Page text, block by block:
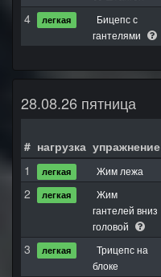
4
легкая
Бицепс с
гантелями
28.08.26 пятница
# нагрузка упражнение
1 легкая Жим лежа
2
легкая
Жим
гантелей вниз
головой
3 легкая
Трицепс на
блоке